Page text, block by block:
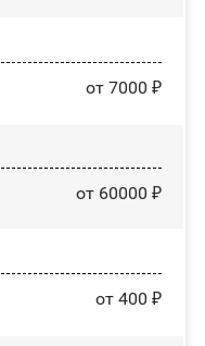
от 7000 ₽
от 60000 ₽
от 400 ₽